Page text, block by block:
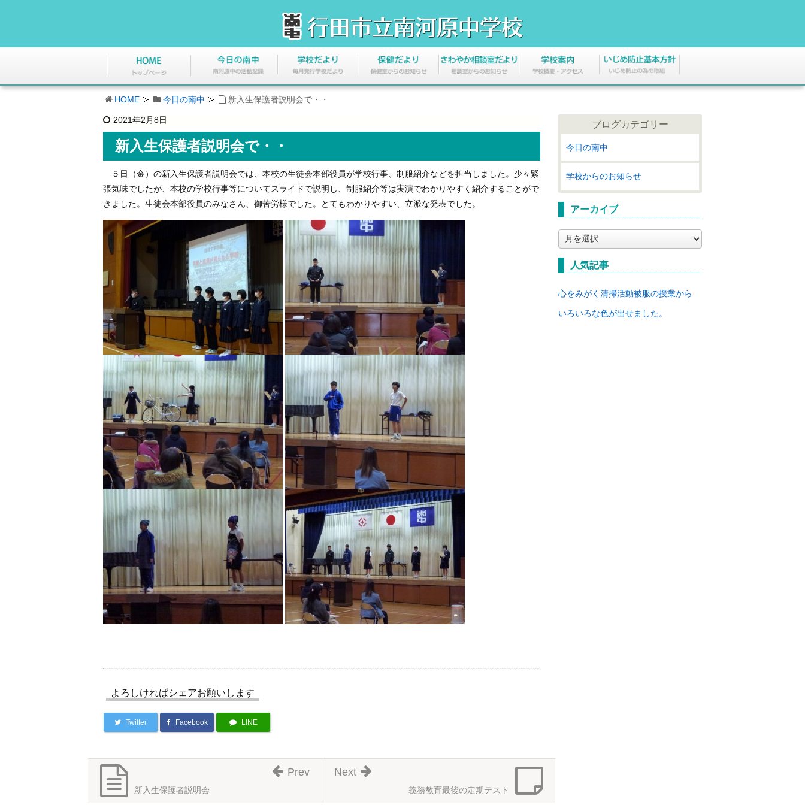
HOME 今日の南中 新入生保護者説明会で・・
2021年2月8日
新入生保護者説明会で・・
５日（金）の新入生保護者説明会では、本校の生徒会本部役員が学校行事、制服紹介などを担当しました。少々緊
張気味でしたが、本校の学校行事等についてスライドで説明し、制服紹介等は実演でわかりやすく紹介することがで
きました。生徒会本部役員のみなさん、御苦労様でした。とてもわかりやすい、立派な発表でした。
よろしければシェアお願いします
Twitter Facebook LINE
義務教育最後の定期テスト
Next
新入生保護者説明会
Prev
ブログカテゴリー
今日の南中
学校からのお知らせ
アーカイブ
ー
カ
イ
人気記事
心をみがく清掃活動被服の授業から
いろいろな色が出せました。